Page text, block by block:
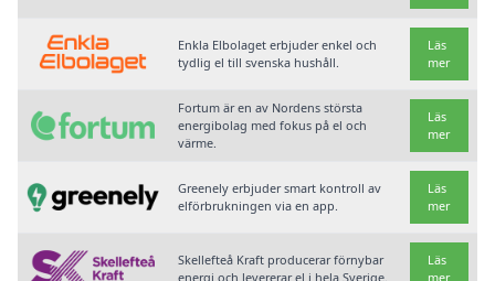
Enkla Elbolaget erbjuder enkel och
tydlig el till svenska hushåll.
Läs
mer
Fortum är en av Nordens största
energibolag med fokus på el och
värme.
Läs
mer
Greenely erbjuder smart kontroll av
elförbrukningen via en app.
Läs
mer
Skellefteå Kraft producerar förnybar
energi och levererar el i hela Sverige.
Läs
mer